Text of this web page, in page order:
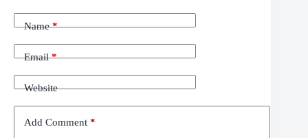
Name*
Email*
Website
Add Comment *